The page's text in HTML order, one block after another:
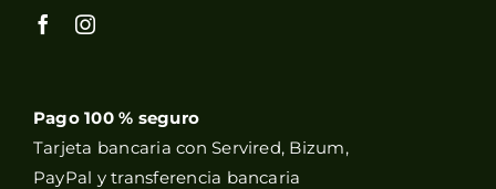
Pago 100 % seguro
Tarjeta bancaria con Servired, Bizum,
PayPal y transferencia bancaria